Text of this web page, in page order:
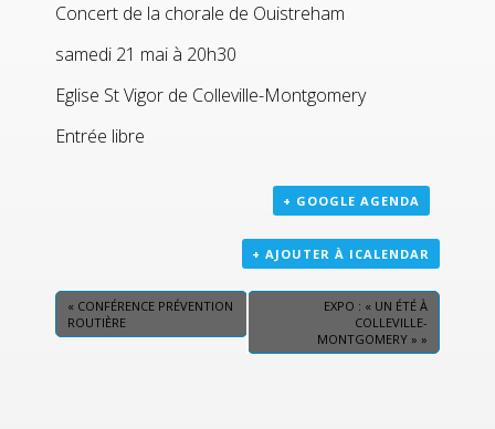
Concert de la chorale de Ouistreham
samedi 21 mai à 20h30
Eglise St Vigor de Colleville-Montgomery
Entrée libre
+ GOOGLE AGENDA
+ AJOUTER À ICALENDAR
« CONFÉRENCE PRÉVENTION
ROUTIÈRE
EXPO : « UN ÉTÉ À
COLLEVILLE-
MONTGOMERY » »